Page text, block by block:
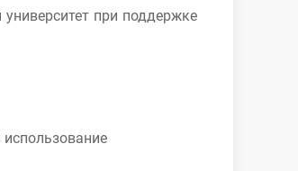
при поддержке